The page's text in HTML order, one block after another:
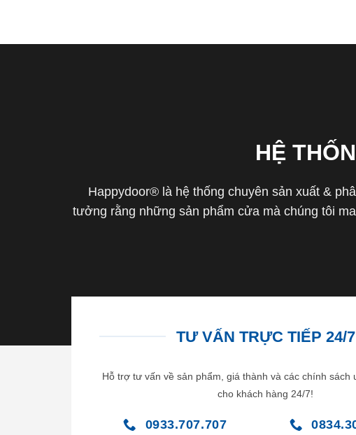
HỆ
Happydoor® là hệ thống chuyên sản xuất &
tưởng rằng những sản phẩm cửa mà chúng tôi
TƯ VẤN TRỰC TIẾP 24/7
Hỗ trợ tư vấn về sản phẩm, giá thành và các chính sách
cho khách hàng 24/7!
0933.707.707